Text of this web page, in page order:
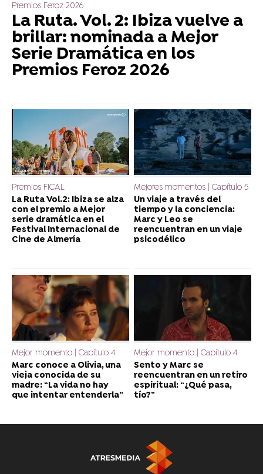
Premios Feroz 2026
La Ruta. Vol. 2: Ibiza vuelve a
brillar: nominada a Mejor
Serie Dramática en los
Premios Feroz 2026
Premios FICAL
La Ruta Vol.2: Ibiza se alza
con el premio a Mejor
serie dramática en el
Festival Internacional de
Cine de Almería
Mejores momentos | Capítulo 5
Un viaje a través del
tiempo y la conciencia:
Marc y Leo se
reencuentran en un viaje
psicodélico
Mejor momento | Capítulo 4
Marc conoce a Olivia, una
vieja conocida de su
madre: “La vida no hay
que intentar entenderla”
Mejor momento | Capítulo 4
Sento y Marc se
reencuentran en un retiro
espiritual: “¿Qué pasa,
tío?”